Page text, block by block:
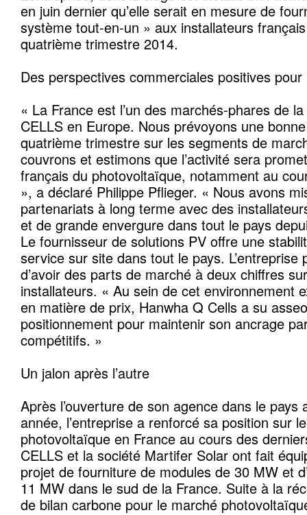
en juin dernier qu’elle serait en mesure de
système tout-en-un » aux installateurs
quatrième trimestre 2014.
Des perspectives commerciales positives pour
« La France est l’un des marchés-phares de
CELLS en Europe. Nous prévoyons une
quatrième trimestre sur les segments de
couvrons et estimons que l’activité sera
français du photovoltaïque, notamment au
», a déclaré Philippe Pflieger. « Nous avons
partenariats à long terme avec des
et de grande envergure dans tout le pays
Le fournisseur de solutions PV offre une
service sur site dans tout le pays. L’entreprise
d’avoir des parts de marché à deux chiffres
installateurs. « Au sein de cet environnement
en matière de prix, Hanwha Q Cells a su
positionnement pour maintenir son ancrage
compétitifs. »
Un jalon après l’autre
Après l’ouverture de son agence dans le pays
année, l’entreprise a renforcé sa position sur
photovoltaïque en France au cours des
CELLS et la société Martifer Solar ont fait
projet de fourniture de modules de 30 MW et
11 MW dans le sud de la France. Suite à la
de bilan carbone pour le marché